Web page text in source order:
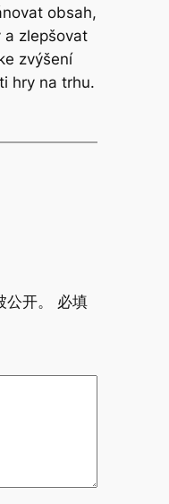
obsah,
a zlepšovat
zvýšení
hry na trhu.
开。
必填